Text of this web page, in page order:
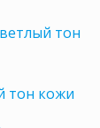
тон
тон кожи